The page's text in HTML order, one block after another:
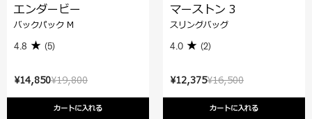
¥19,800
¥14,850
カートに入れる
エンダービー
バックパック M
4.8 (5)
¥16,500
¥12,375
カートに入れる
マーストン 3
スリングバッグ
4.0 (2)